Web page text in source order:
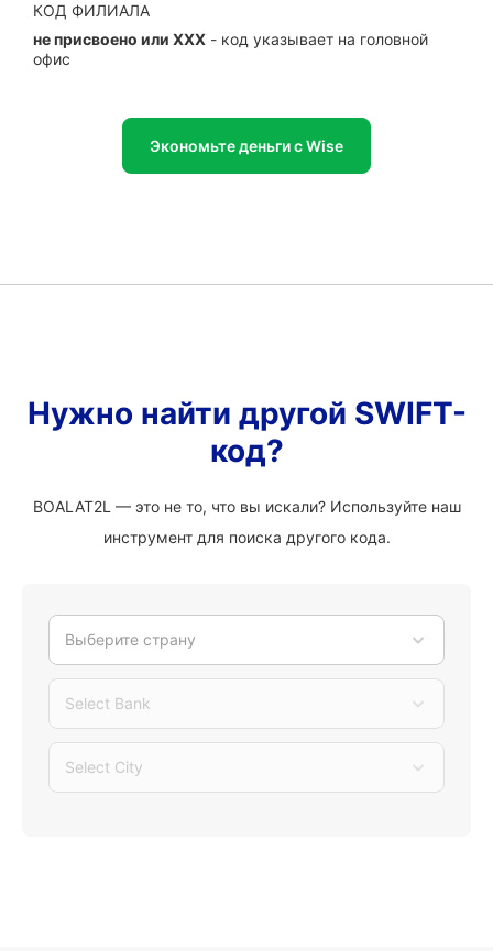
КОД ФИЛИАЛА
не присвоено или XXX - код указывает на головной
офис
Экономьте деньги с Wise
Нужно найти другой SWIFT-
код?
BOALAT2L — это не то, что вы искали? Используйте наш
инструмент для поиска другого кода.
Выберите страну
Select Bank
Select City